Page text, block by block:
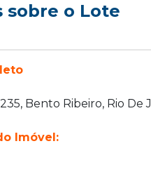
sobre o Lote
Bento Ribeiro, Rio De
Imóvel: